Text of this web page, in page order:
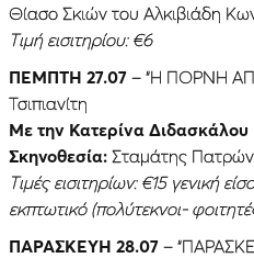
Θίασο Σκιών του Αλκιβιάδη
Τιμή εισιτηρίου: €6
ΠΈΜΠΤΗ 27.07 – “Η ΠΟΡΝΗ
Τσιπιανίτη
Με την Κατερίνα Διδασκάλου
Σκηνοθεσία: Σταμάτης
Τιμές εισιτηρίων: €15 γενική
εκπτωτικό (πολύτεκνοι-
ΠΑΡΑΣΚΕΥΉ 28.07 –